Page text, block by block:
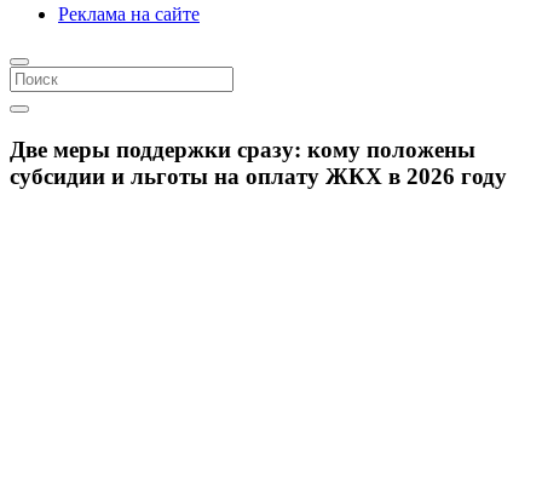
Реклама на сайте
Две меры поддержки сразу: кому положены
субсидии и льготы на оплату ЖКХ в 2026 году